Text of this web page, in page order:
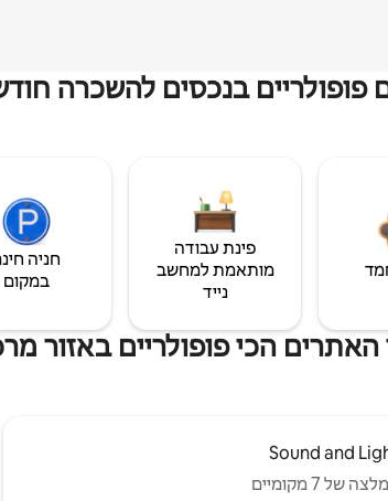
פופולריים בנכסים להשכרה
פינת עבודה
מותאמת למחשב
נייד
חניה
במקום
הכי פופולריים באזור
Sound and
של 7 מקומיים